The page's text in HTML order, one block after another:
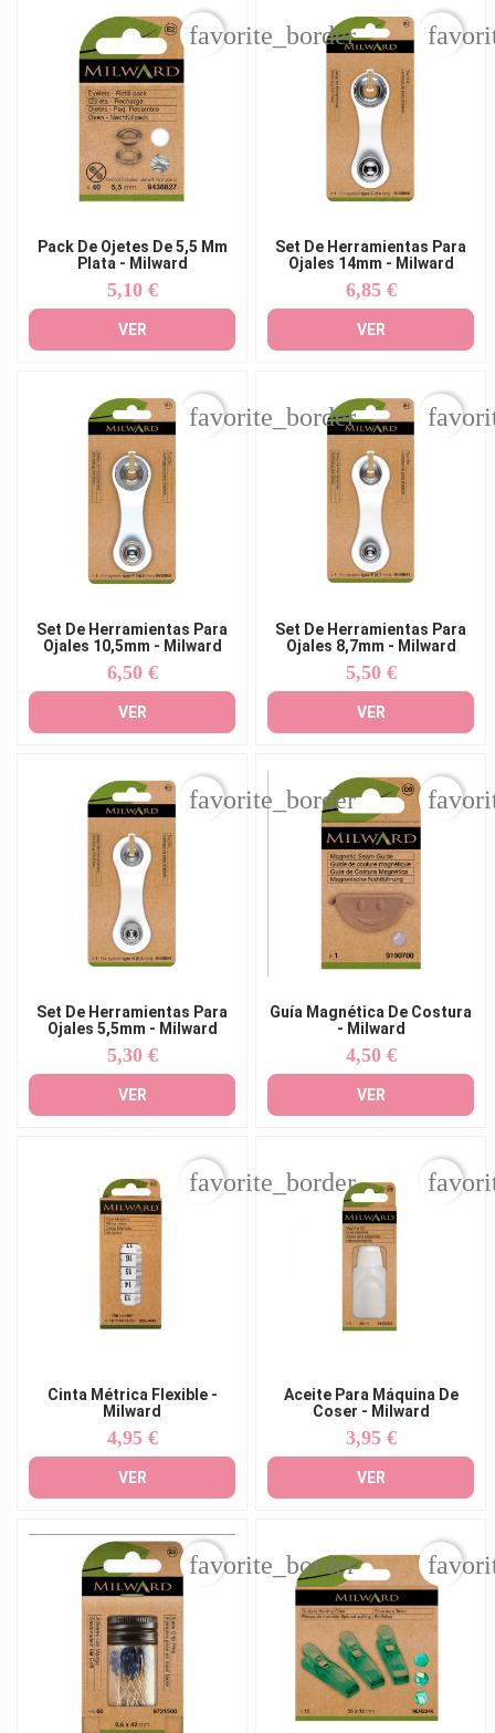
Pack De Ojetes De 5,5 Mm
Plata - Milward
Precio
5,10 €
VER
favorite_border
Set De Herramientas Para
Ojales 14mm - Milward
Precio
6,85 €
VER
Set De Herramientas Para
Ojales 10,5mm - Milward
Precio
6,50 €
VER
favorite_border
Set De Herramientas Para
Ojales 8,7mm - Milward
Precio
5,50 €
VER
Set De Herramientas Para
Ojales 5,5mm - Milward
Precio
5,30 €
VER
favorite_border
Guía Magnética De Costura
- Milward
Precio
4,50 €
VER
Cinta Métrica Flexible -
Milward
Precio
4,95 €
VER
favorite_border
Aceite Para Máquina De
Coser - Milward
Precio
3,95 €
VER
favorite_border